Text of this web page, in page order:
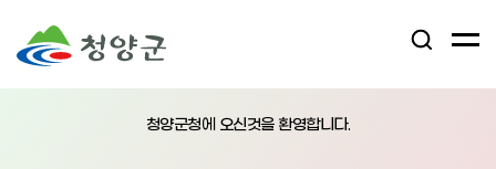
검
어
청양군청에 오신것을 환영합니다.